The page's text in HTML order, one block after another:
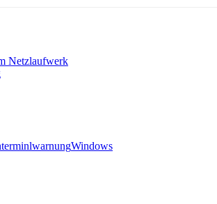
Netzlaufwerk
terminlwarnungWindows